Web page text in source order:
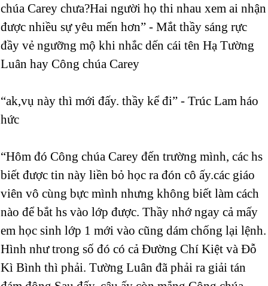
chúa Carey chưa?Hai người họ thi nhau xem ai nhận
được nhiều sự yêu mến hơn” - Mắt thầy sáng rực
đầy vẻ ngưỡng mộ khi nhắc dến cái tên Hạ Tường
Luân hay Công chúa Carey
“ak,vụ này thì mới đấy. thầy kể đi” - Trúc Lam háo
hức
“Hôm đó Công chúa Carey đến trường mình, các hs
biết được tin này liền bỏ học ra đón cô ấy.các giáo
viên vô cùng bực mình nhưng không biết làm cách
nào để bắt hs vào lớp được. Thầy nhớ ngay cả mấy
em học sinh lớp 1 mới vào cũng dám chống lại lệnh.
Hình như trong số đó có cả Đường Chí Kiệt và Đỗ
Kì Bình thì phải. Tường Luân đã phải ra giải tán